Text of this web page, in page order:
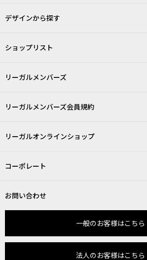
デザインから探す
ショップリスト
リーガルメンバーズ
リーガルメンバーズ会員規約
リーガルオンラインショップ
コーポレート
お問い合わせ
一般のお客様はこちら
法人のお客様はこちら